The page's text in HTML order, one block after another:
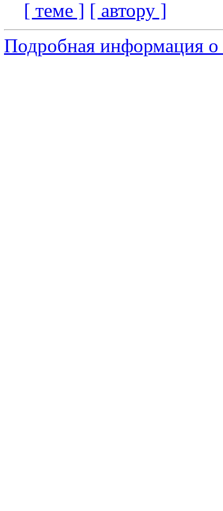
[ теме ] [ автору ]
Подробная информация